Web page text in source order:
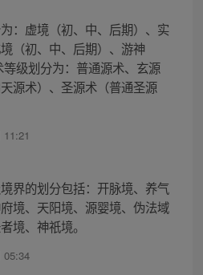
：虚境（初、中、后期）、实
（初、中、后期）、游神
等级划分为：普通源术、玄源
源术）、圣源术（普通圣源
界的划分包括：开脉境、养气
境、天阳境、源婴境、伪法域
境、神祇境。
05:34